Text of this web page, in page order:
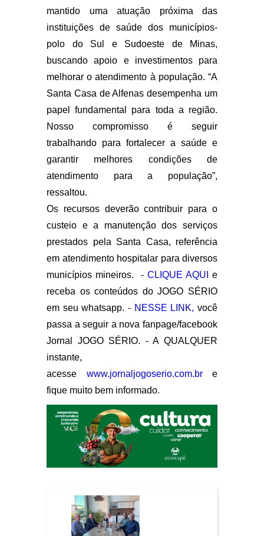
mantido uma atuação próxima das
instituições de saúde dos municípios-
polo do Sul e Sudoeste de Minas,
buscando apoio e investimentos para
melhorar o atendimento à população. “A
Santa Casa de Alfenas desempenha um
papel fundamental para toda a região.
Nosso compromisso é seguir
trabalhando para fortalecer a saúde e
garantir melhores condições de
atendimento para a população”,
ressaltou.
Os recursos deverão contribuir para o
custeio e a manutenção dos serviços
prestados pela Santa Casa, referência
em atendimento hospitalar para diversos
municípios mineiros. - CLIQUE AQUI
e
receba os conteúdos do JOGO SÉRIO
em seu whatsapp. - NESSE LINK, você
passa a seguir a nova fanpage/facebook
Jornal JOGO SÉRIO. - A QUALQUER
instante,
acesse www.jornaljogoserio.com.bre
fique muito bem informado.